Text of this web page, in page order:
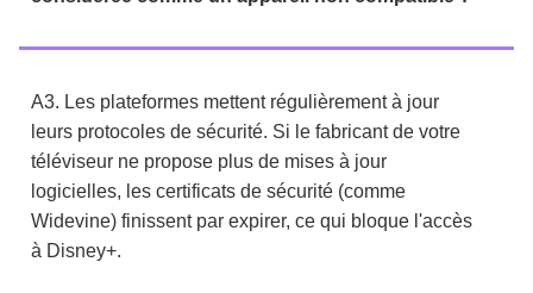
A3. Les plateformes mettent régulièrement à jour
leurs protocoles de sécurité. Si le fabricant de votre
téléviseur ne propose plus de mises à jour
logicielles, les certificats de sécurité (comme
Widevine) finissent par expirer, ce qui bloque l'accès
à Disney+.